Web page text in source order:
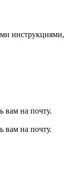
инструкциями,
вам на почту.
вам на почту.